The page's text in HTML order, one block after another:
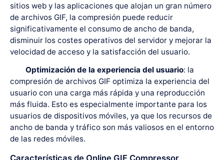
sitios web y las aplicaciones que alojan un gran número
de archivos GIF, la compresión puede reducir
significativamente el consumo de ancho de banda,
disminuir los costes operativos del servidor y mejorar la
velocidad de acceso y la satisfacción del usuario.
Optimización de la experiencia del usuario: la
compresión de archivos GIF optimiza la experiencia del
usuario con una carga más rápida y una reproducción
más fluida. Esto es especialmente importante para los
usuarios de dispositivos móviles, ya que los recursos de
ancho de banda y tráfico son más valiosos en el entorno
de las redes móviles.